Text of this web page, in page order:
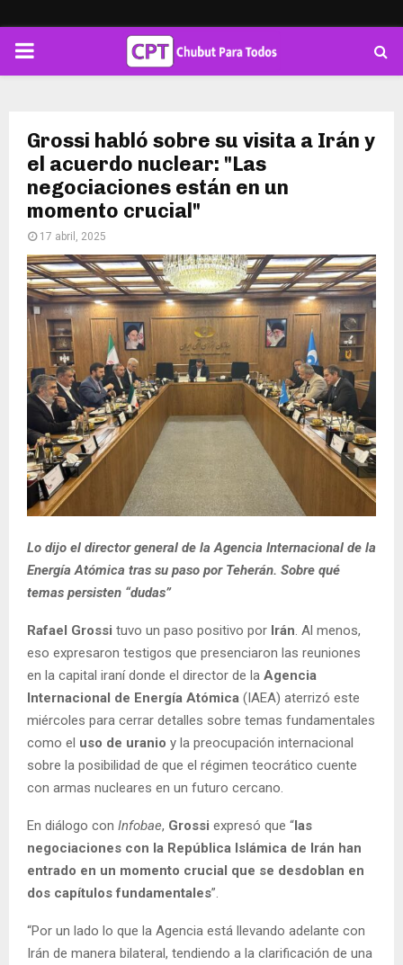
PRIMARY
Grossi habló sobre su visita a Irán y
el acuerdo nuclear: "Las
negociaciones están en un
momento crucial"
17 abril, 2025
Lo dijo el director general de la Agencia Internacional de la
Energía Atómica tras su paso por Teherán. Sobre qué
temas persisten “dudas”
Rafael Grossi tuvo un paso positivo por Irán. Al menos,
eso expresaron testigos que presenciaron las reuniones
en la capital iraní donde el director de la Agencia
Internacional de Energía Atómica (IAEA) aterrizó este
miércoles para cerrar detalles sobre temas fundamentales
como el uso de uranio y la preocupación internacional
sobre la posibilidad de que el régimen teocrático cuente
con armas nucleares en un futuro cercano.
En diálogo con Infobae, Grossi expresó que “las
negociaciones con la República Islámica de Irán han
entrado en un momento crucial que se desdoblan en
dos capítulos fundamentales”.
“Por un lado lo que la Agencia está llevando adelante con
Irán de manera bilateral, tendiendo a la clarificación de una